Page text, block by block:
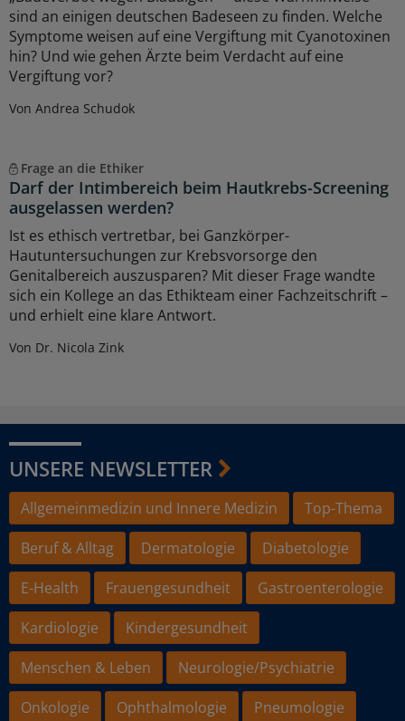
sind an einigen deutschen Badeseen zu finden. Welche
Symptome weisen auf eine Vergiftung mit Cyanotoxinen
hin? Und wie gehen Ärzte beim Verdacht auf eine
Vergiftung vor?
Von Andrea Schudok
Frage an die Ethiker
Darf der Intimbereich beim Hautkrebs-Screening
ausgelassen werden?
Ist es ethisch vertretbar, bei Ganzkörper-
Hautuntersuchungen zur Krebsvorsorge den
Genitalbereich auszusparen? Mit dieser Frage wandte
sich ein Kollege an das Ethikteam einer Fachzeitschrift –
und erhielt eine klare Antwort.
Von Dr. Nicola Zink
UNSERE NEWSLETTER
Allgemeinmedizin und Innere Medizin
Top-Thema
Beruf & Alltag
Dermatologie
Diabetologie
E-Health
Frauengesundheit
Gastroenterologie
Kardiologie
Kindergesundheit
Menschen & Leben
Neurologie/Psychiatrie
Onkologie
Ophthalmologie
Pneumologie